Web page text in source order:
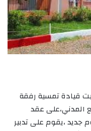
قيادة تمسية رفقة
المدني،على عقد
جديد ،يقوم على تدبير